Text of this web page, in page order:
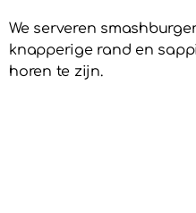
We serveren
knapperige rand en
horen te zijn.